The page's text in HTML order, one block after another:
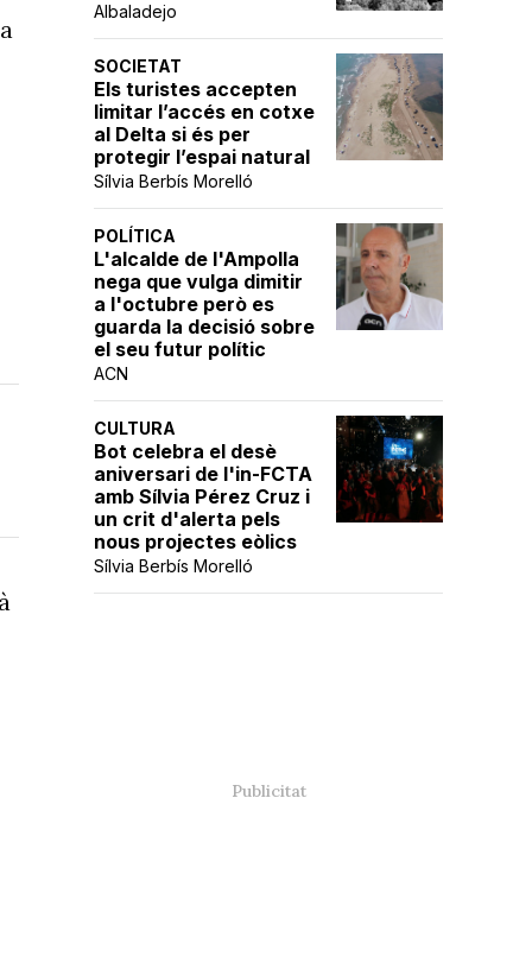
Albaladejo
SOCIETAT
Els turistes accepten
limitar l’accés en cotxe
al Delta si és per
protegir l’espai natural
Sílvia Berbís Morelló
POLÍTICA
L'alcalde de l'Ampolla
nega que vulga dimitir
a l'octubre però es
guarda la decisió sobre
el seu futur polític
ACN
CULTURA
Bot celebra el desè
aniversari de l'in-FCTA
amb Sílvia Pérez Cruz i
un crit d'alerta pels
nous projectes eòlics
Sílvia Berbís Morelló